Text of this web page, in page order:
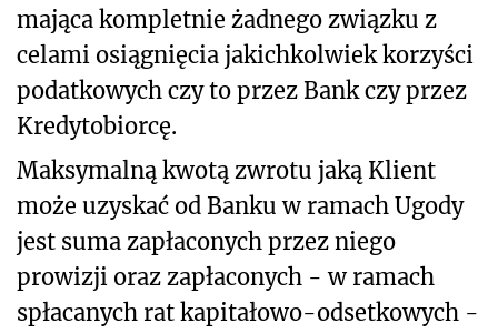
mająca kompletnie żadnego związku z
celami osiągnięcia jakichkolwiek korzyści
podatkowych czy to przez Bank czy przez
Kredytobiorcę.
Maksymalną kwotą zwrotu jaką Klient
może uzyskać od Banku w ramach Ugody
jest suma zapłaconych przez niego
prowizji oraz zapłaconych - w ramach
spłacanych rat kapitałowo-odsetkowych -